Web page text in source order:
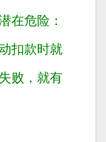
在危险：
扣款时就
败，就有